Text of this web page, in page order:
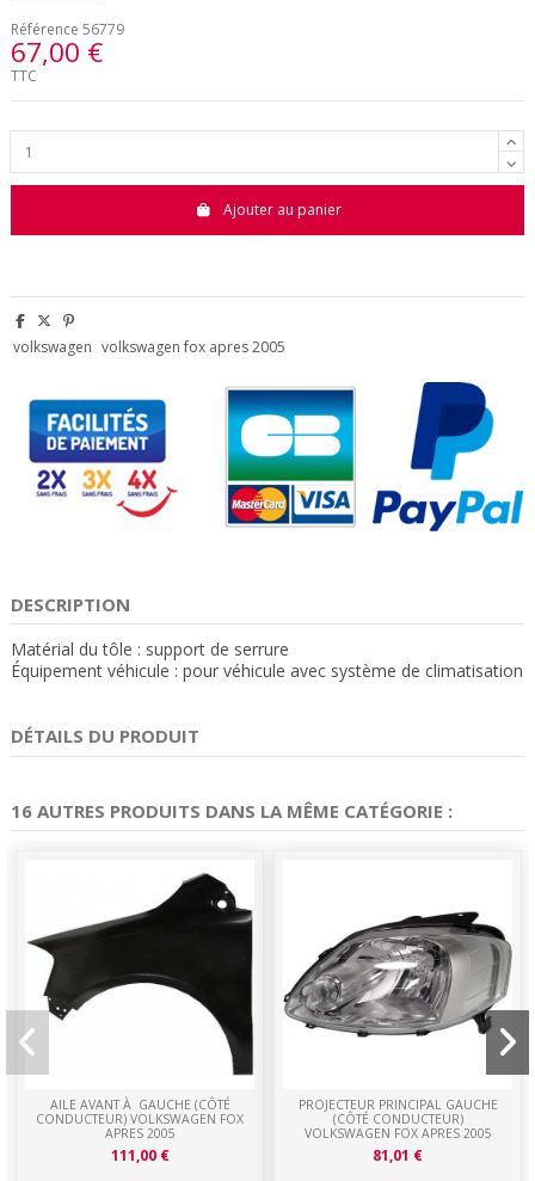
Référence 56779
67,00 €
TTC
Ajouter au panier
volkswagen volkswagen fox apres 2005
DESCRIPTION
Matérial du tôle : support de serrure
Équipement véhicule : pour véhicule avec système de climatisation
DÉTAILS DU PRODUIT
16 AUTRES PRODUITS DANS LA MÊME CATÉGORIE :
AILE AVANT À GAUCHE (CÔTÉ
CONDUCTEUR) VOLKSWAGEN FOX
APRES 2005
111,00 €
PROJECTEUR PRINCIPAL GAUCHE
(CÔTÉ CONDUCTEUR)
VOLKSWAGEN FOX APRES 2005
81,01 €